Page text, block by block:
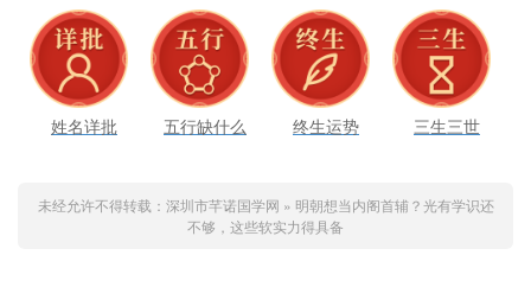
姓名详批 五行缺什么 终生运势 三生三世
未经允许不得转载： 深圳市芊诺国学网 » 明朝想当内阁首辅？光有学识还
不够，这些软实力得具备